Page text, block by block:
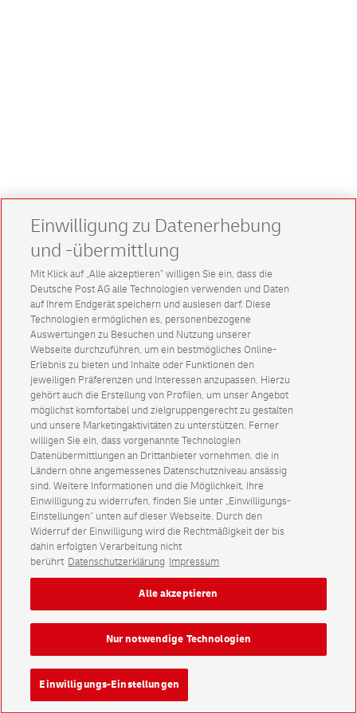
Einwilligung zu Datenerhebung
und -übermittlung
Mit Klick auf „Alle akzeptieren” willigen Sie ein, dass die
Deutsche Post AG alle Technologien verwenden und Daten
auf Ihrem Endgerät speichern und auslesen darf. Diese
Technologien ermöglichen es, personenbezogene
Auswertungen zu Besuchen und Nutzung unserer
Webseite durchzuführen, um ein bestmögliches Online-
Erlebnis zu bieten und Inhalte oder Funktionen den
jeweiligen Präferenzen und Interessen anzupassen. Hierzu
gehört auch die Erstellung von Profilen, um unser Angebot
möglichst komfortabel und zielgruppengerecht zu gestalten
und unsere Marketingaktivitäten zu unterstützen. Ferner
willigen Sie ein, dass vorgenannte Technologien
Datenübermittlungen an Drittanbieter vornehmen, die in
Ländern ohne angemessenes Datenschutzniveau ansässig
sind. Weitere Informationen und die Möglichkeit, Ihre
Einwilligung zu widerrufen, finden Sie unter „Einwilligungs-
Einstellungen“ unten auf dieser Webseite. Durch den
Widerruf der Einwilligung wird die Rechtmäßigkeit der bis
dahin erfolgten Verarbeitung nicht
berührt Datenschutzerklärung Impressum
Einwilligungs-Einstellungen
Nur notwendige Technologien
Alle akzeptieren